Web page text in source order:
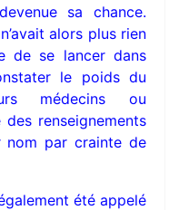
sa chance.
alors plus rien
de se lancer dans
le poids du
médecins ou
renseignements
nom par crainte de
été appelé